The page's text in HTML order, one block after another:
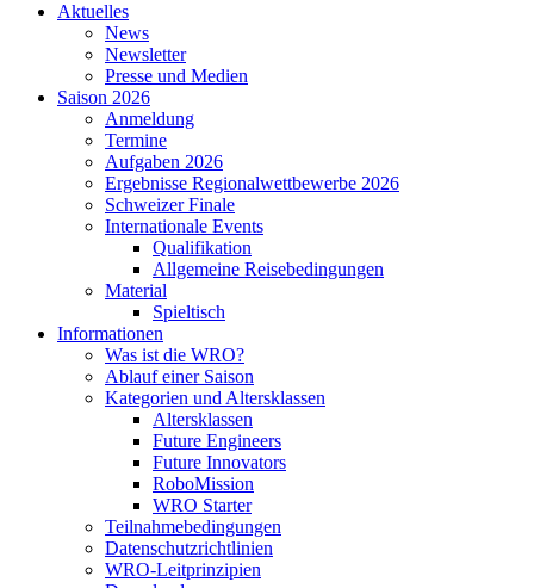
Aktuelles
News
Newsletter
Presse und Medien
Saison 2026
Anmeldung
Termine
Aufgaben 2026
Ergebnisse Regionalwettbewerbe 2026
Schweizer Finale
Internationale Events
Qualifikation
Allgemeine Reisebedingungen
Material
Spieltisch
Informationen
Was ist die WRO?
Ablauf einer Saison
Kategorien und Altersklassen
Altersklassen
Future Engineers
Future Innovators
RoboMission
WRO Starter
Teilnahmebedingungen
Datenschutzrichtlinien
WRO-Leitprinzipien